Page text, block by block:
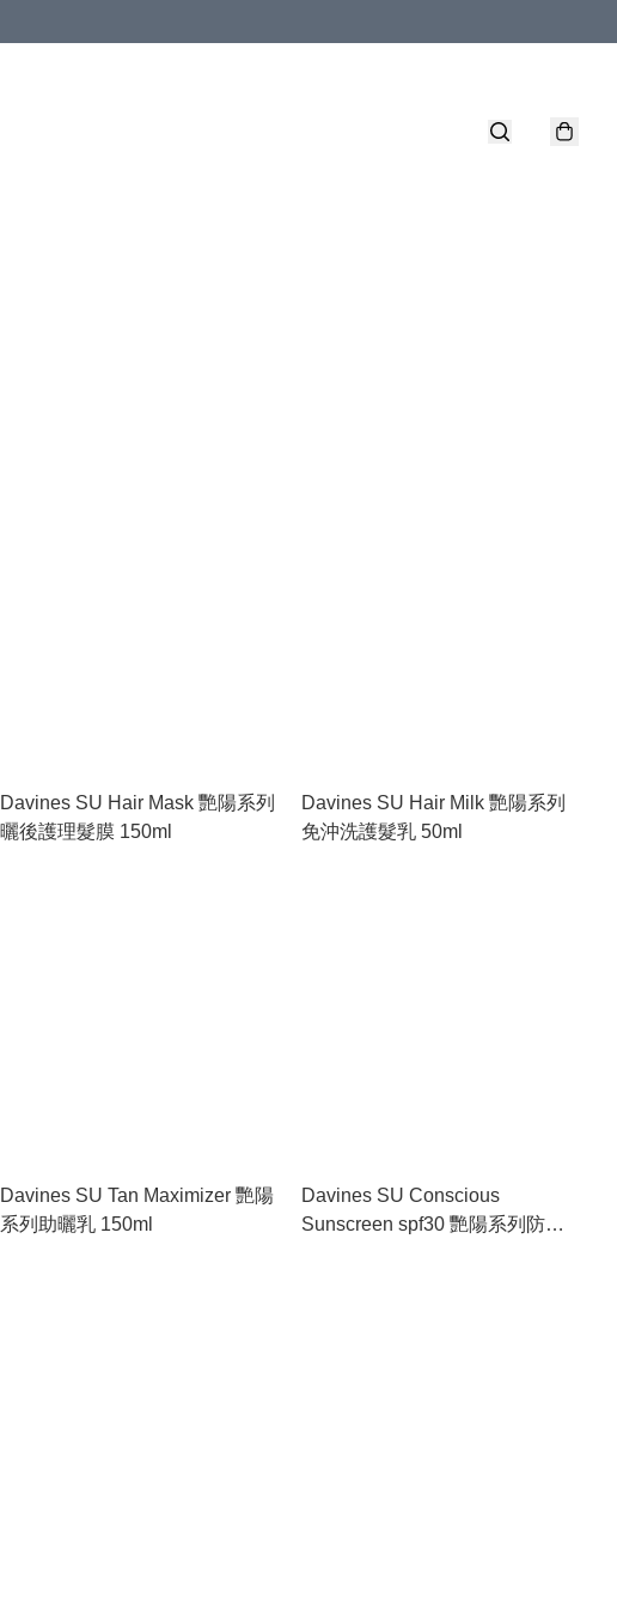
Davines SU Hair Mask 艷陽系列
曬後護理髮膜 150ml
Davines SU Hair Milk 艷陽系列
免沖洗護髮乳 50ml
Davines SU Tan Maximizer 艷陽
系列助曬乳 150ml
Davines SU Conscious
Sunscreen spf30 艷陽系列防曬